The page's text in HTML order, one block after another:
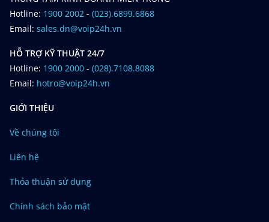
Hotline: 1900 2002 - (023).6899.6868
Email: sales.dn@voip24h.vn
HỖ TRỢ KỸ THUẬT 24/7
Hotline: 1900 2000 - (028).7108.8088
Email: hotro@voip24h.vn
GIỚI THIỆU
Về chúng tôi
Liên hệ
Thỏa thuận sử dụng
Chính sách bảo mật